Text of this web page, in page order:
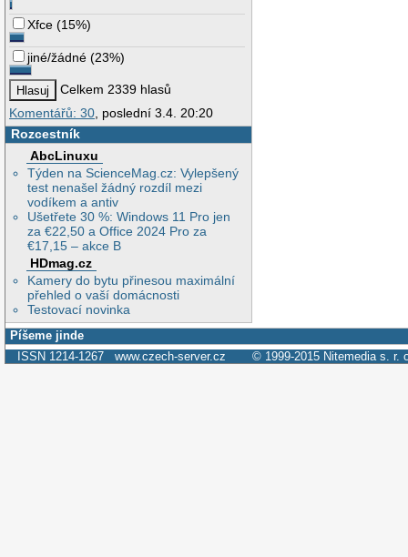
Xfce (15%)
jiné/žádné (23%)
Celkem 2339 hlasů
Komentářů: 30 , poslední 3.4. 20:20
Rozcestník
AbcLinuxu
Týden na ScienceMag.cz: Vylepšený
test nenašel žádný rozdíl mezi
vodíkem a antiv
Ušetřete 30 %: Windows 11 Pro jen
za €22,50 a Office 2024 Pro za
€17,15 – akce B
HDmag.cz
Kamery do bytu přinesou maximální
přehled o vaší domácnosti
Testovací novinka
Píšeme jinde
ISSN 1214-1267 www.czech-server.cz © 1999-2015 Nitemedia s. r.